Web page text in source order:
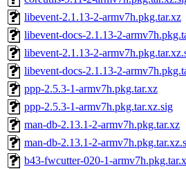
libevent-2.1.13-2-armv7h.pkg.tar.xz
libevent-docs-2.1.13-2-
libevent-2.1.13-2-
libevent-docs-2.1.13-2-
ppp-2.5.3-1-armv7h.pkg.tar.xz
ppp-2.5.3-1-armv7h.pkg.tar.xz.sig
man-db-2.13.1-2-armv7h.pkg.tar.xz
man-db-2.13.1-2-
b43-fwcutter-020-1-